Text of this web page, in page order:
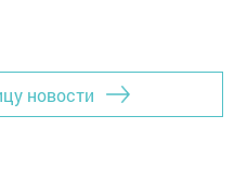
новости